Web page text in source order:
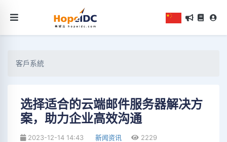
客戶系統
选择适合的云端邮件服务器解决方
案，助力企业高效沟通
2023-12-14 14:43 新闻资讯 2229